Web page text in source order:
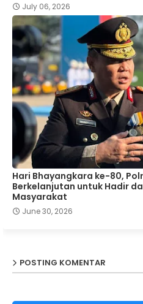
July 06, 2026
Hari Bhayangkara ke-80,
Berkelanjutan untuk Hadir
Masyarakat
June 30, 2026
POSTING KOMENTAR